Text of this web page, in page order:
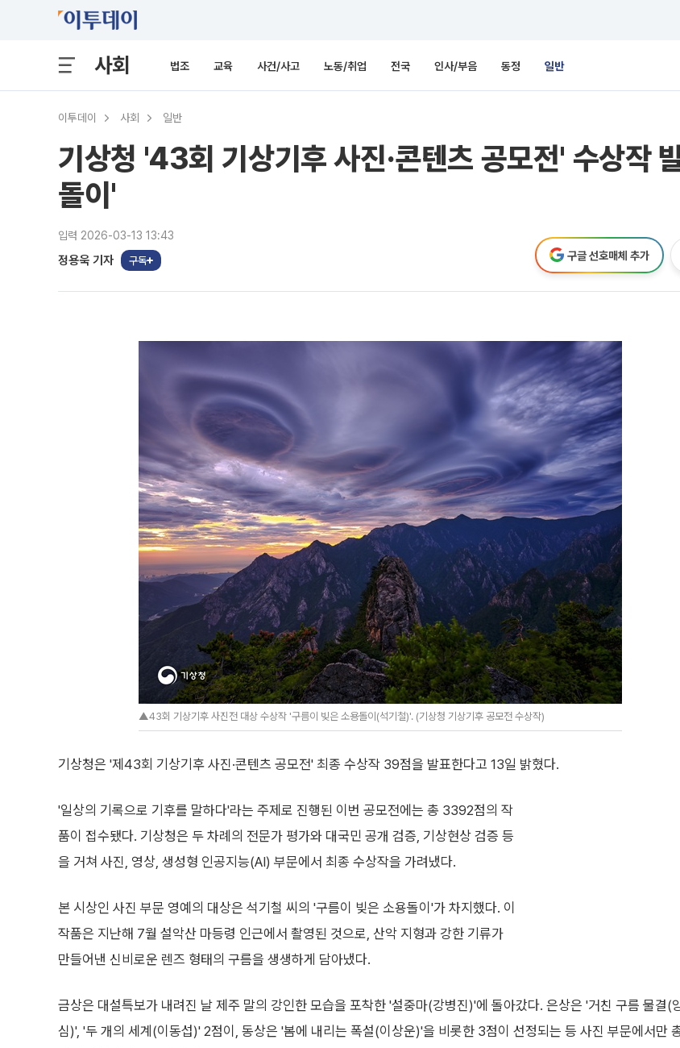
사회 법조 교육 사건/사고 노동/취업 전국 인사/부음 동정 일반
이투데이 사회 일반
기상청 '43회 기상기후 사진·콘텐츠 공모전' 수상작
돌이'
입력 2026-03-13 13:43
정용욱 기자 구독 구글 선호매체 추가
▲43회 기상기후 사진전 대상 수상작 '구름이 빚은 소용돌이(석기철)'. (기상청 기상기후 공모전 수상작)
기상청은 '제43회 기상기후 사진·콘텐츠 공모전' 최종 수상작 39점을 발표한다고 13일 밝혔다.
'일상의 기록으로 기후를 말하다'라는 주제로 진행된 이번 공모전에는 총 3392점의 작
품이 접수됐다. 기상청은 두 차례의 전문가 평가와 대국민 공개 검증, 기상현상 검증 등
을 거쳐 사진, 영상, 생성형 인공지능(AI) 부문에서 최종 수상작을 가려냈다.
본 시상인 사진 부문 영예의 대상은 석기철 씨의 '구름이 빚은 소용돌이'가 차지했다. 이
작품은 지난해 7월 설악산 마등령 인근에서 촬영된 것으로, 산악 지형과 강한 기류가
만들어낸 신비로운 렌즈 형태의 구름을 생생하게 담아냈다.
금상은 대설특보가 내려진 날 제주 말의 강인한 모습을 포착한 '설중마(강병진)'에 돌아갔다. 은상은 '거친 구름 물결(
심)', '두 개의 세계(이동섭)' 2점이, 동상은 '봄에 내리는 폭설(이상운)'을 비롯한 3점이 선정되는 등 사진 부문에서만